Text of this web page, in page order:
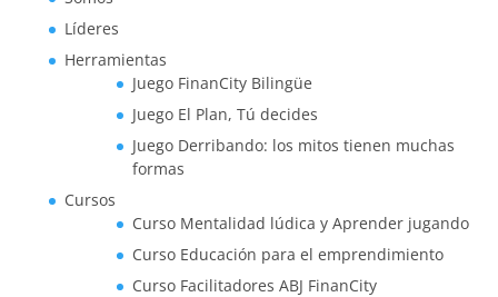
Líderes
Herramientas
Juego FinanCity Bilingüe
Juego El Plan, Tú decides
Juego Derribando: los mitos tienen muchas
formas
Cursos
Curso Mentalidad lúdica y Aprender jugando
Curso Educación para el emprendimiento
Curso Facilitadores ABJ FinanCity